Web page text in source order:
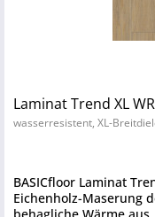
Laminat Trend XL
wasserresistent, XL-
BASICfloor Laminat
Eichenholz-Maserung